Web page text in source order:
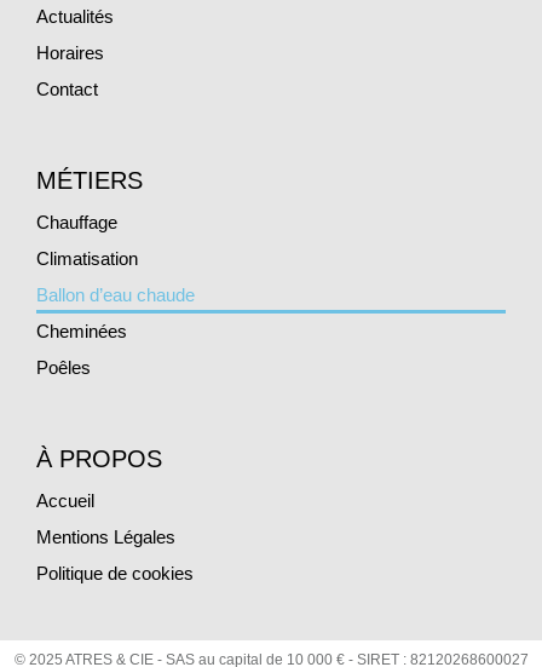
Actualités
Horaires
Contact
MÉTIERS
Chauffage
Climatisation
Ballon d’eau chaude
Cheminées
Poêles
À PROPOS
Accueil
Mentions Légales
Politique de cookies
© 2025 ATRES & CIE - SAS au capital de 10 000 € - SIRET : 82120268600027